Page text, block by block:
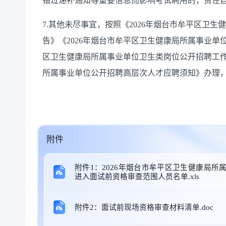
7.其他未尽事宜，按照《2026年烟台市牟平区卫生
告》《2026年烟台市牟平区卫生健康局所属事业单
区卫生健康局所属事业单位卫生类岗位公开招聘工
所属事业单位公开招聘高层次人才应聘须知》办理
附件
附件1：2026年烟台市牟平区卫生健康局所
进入面试前资格审查范围人员名单.xls
附件2：面试前现场资格审查材料清单.doc